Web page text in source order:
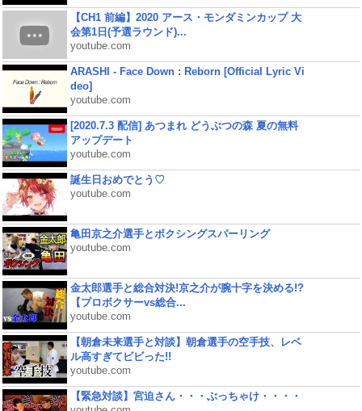
【CH1 前編】2020 アース・モンダミンカップ 大
会第1日(予選ラウンド)...
youtube.com
ARASHI - Face Down : Reborn [Official Lyric Vi
deo]
youtube.com
[2020.7.3 配信] あつまれ どうぶつの森 夏の無料
アップデート
youtube.com
誕生日おめでとう♡
youtube.com
亀田京之介選手とボクシングスパーリング
youtube.com
金太郎選手と総合対決!京之介が腕十字を決める!?
【プロボクサーvs総合...
youtube.com
【朝倉未来選手と対談】朝倉選手の空手技、レベ
ル高すぎてビビった!!
youtube.com
【緊急対談】宮迫さん・・・ぶっちゃけ・・・・